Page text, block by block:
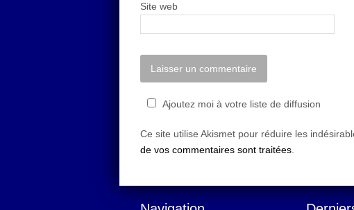
Site web
Ajoutez moi à votre liste de diffusion
Ce site utilise Akismet pour réduire les
de vos commentaires sont traitées